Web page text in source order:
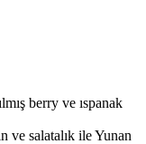
berry ve ıspanak
ve salatalık ile Yunan